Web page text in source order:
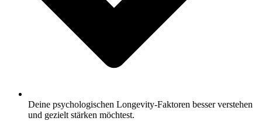
Deine psychologischen Longevity-Faktoren besser verstehen
und gezielt stärken möchtest.